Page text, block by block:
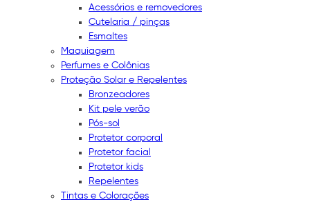
Acessórios e removedores
Cutelaria / pinças
Esmaltes
Maquiagem
Perfumes e Colônias
Proteção Solar e Repelentes
Bronzeadores
Kit pele verão
Pós-sol
Protetor corporal
Protetor facial
Protetor kids
Repelentes
Tintas e Colorações